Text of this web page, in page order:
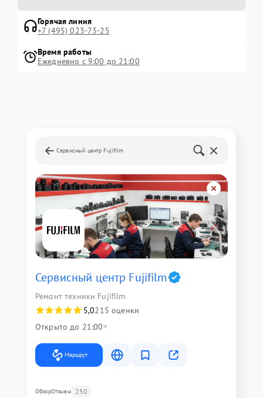
Горячая линия
+7 (495) 023-73-25
Время работы
Ежедневно с 9:00 до 21:00
Сервисный центр Fujifilm
Сервисный центр Fujifilm
Ремонт техники Fujifilm
5,0215 оценки
Открыто до 21:00
Маршрут
ОбзорОтзывы 250